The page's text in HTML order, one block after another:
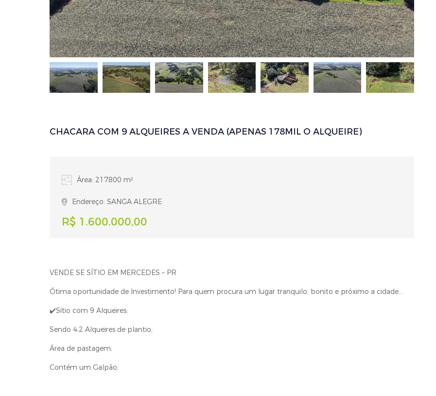
CHACARA COM 9 ALQUEIRES A VENDA (APENAS 178MIL O ALQUEIRE)
Área: 217800 m²
Endereço: SANGA ALEGRE
R$ 1.600.000,00
VENDE SE SÍTIO EM MERCEDES – PR
Ótima oportunidade de Investimento! Para quem procura um lugar tranquilo, bonito e próximo a cidade...
✔️Sítio com 9 Alqueires;
Sendo 4.2 Alqueires de plantio;
Área de pastagem;
Contém um Galpão;